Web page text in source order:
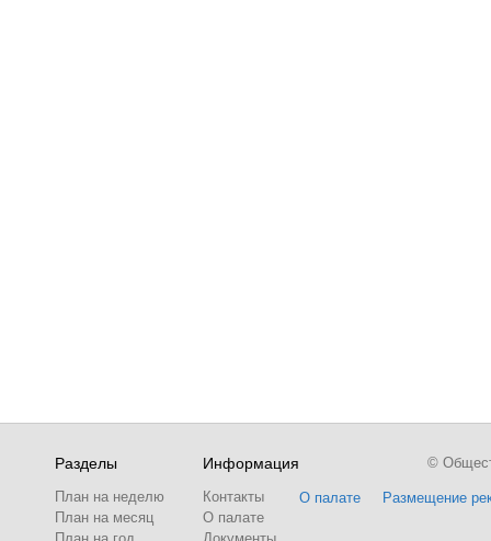
Разделы
План на неделю
План на месяц
Информация
Контакты
О палате
О палате Размещение
©